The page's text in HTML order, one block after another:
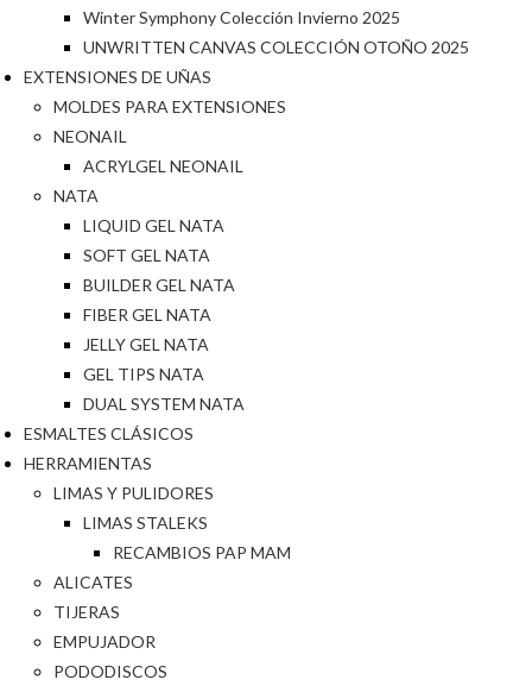
Winter Symphony Colección Invierno 2025
UNWRITTEN CANVAS COLECCIÓN OTOÑO 2025
EXTENSIONES DE UÑAS
MOLDES PARA EXTENSIONES
NEONAIL
ACRYLGEL NEONAIL
NATA
LIQUID GEL NATA
SOFT GEL NATA
BUILDER GEL NATA
FIBER GEL NATA
JELLY GEL NATA
GEL TIPS NATA
DUAL SYSTEM NATA
ESMALTES CLÁSICOS
HERRAMIENTAS
LIMAS Y PULIDORES
LIMAS STALEKS
RECAMBIOS PAP MAM
ALICATES
TIJERAS
EMPUJADOR
PODODISCOS